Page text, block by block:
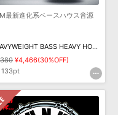
最新進化系ベースハウス音源
HEAVYWEIGHT BASS HEAVY HOUSE
¥4,466(30%OFF)
133pt